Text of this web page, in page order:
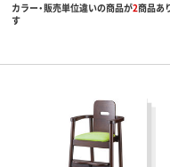
カラー・販売単位違いの商品が2商品あ
す